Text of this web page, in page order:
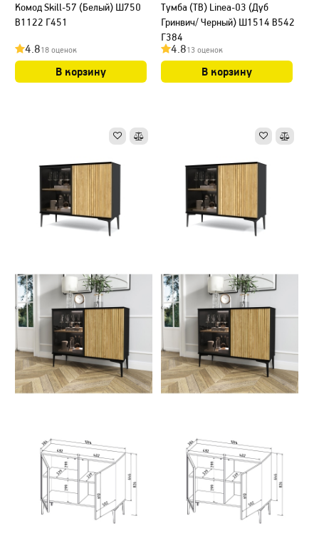
Комод Skill-57 (Белый) Ш750
В1122 Г451
4.818 оценок
В корзину
Тумба (ТВ) Linea-03 (Дуб
Гринвич/ Черный) Ш1514 В542
Г384
4.813 оценок
В корзину